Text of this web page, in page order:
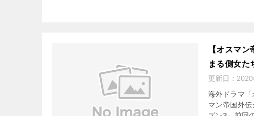
【オスマ
まる側女た
更新日：
海外ドラマ
マン帝国外